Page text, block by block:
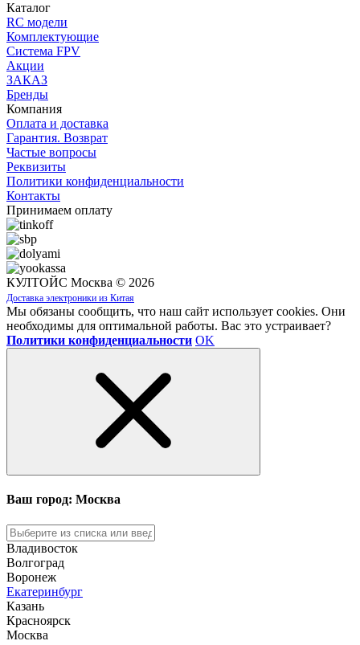
Каталог
RC модели
Комплектующие
Система FPV
Акции
ЗАКАЗ
Бренды
Компания
Оплата и доставка
Гарантия. Возврат
Частые вопросы
Реквизиты
Политики конфиденциальности
Контакты
Принимаем оплату
КУЛТОЙС Москва © 2026
Доставка электроники из Китая
Мы обязаны сообщить, что наш сайт использует cookies. Они
необходимы для оптимальной работы. Вас это устраивает?
Политики конфиденциальности OK
Ваш город: Москва
Владивосток
Волгоград
Воронеж
Екатеринбург
Казань
Красноярск
Москва